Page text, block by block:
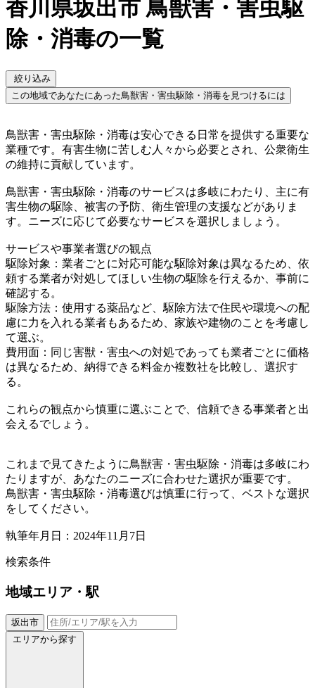
香川県坂出市 鳥獣害・害虫駆
除・消毒の一覧
絞り込み
この地域であなたにあった鳥獣害・害虫駆除・消毒を見つけるには
鳥獣害・害虫駆除・消毒は安心できる日常を提供する重要な
業種です。有害生物に苦しむ人々から必要とされ、公衆衛生
の維持に貢献しています。
鳥獣害・害虫駆除・消毒のサービスは多岐にわたり、主に有
害生物の駆除、被害の予防、衛生管理の支援などがありま
す。ニーズに応じて必要なサービスを選択しましょう。
サービスや事業者選びの観点
駆除対象：業者ごとに対応可能な駆除対象は異なるため、依
頼する業者が対処してほしい生物の駆除を行えるか、事前に
確認する。
駆除方法：使用する薬品など、駆除方法で住民や環境への配
慮に力を入れる業者もあるため、家族や建物のことを考慮し
て選ぶ。
費用面：同じ害獣・害虫への対処であっても業者ごとに価格
は異なるため、納得できる料金か複数社を比較し、選択す
る。
これらの観点から慎重に選ぶことで、信頼できる事業者と出
会えるでしょう。
これまで見てきたように鳥獣害・害虫駆除・消毒は多岐にわ
たりますが、あなたのニーズに合わせた選択が重要です。
鳥獣害・害虫駆除・消毒選びは慎重に行って、ベストな選択
をしてください。
執筆年月日：2024年11月7日
検索条件
地域エリア・駅
坂出市
エリアから探す